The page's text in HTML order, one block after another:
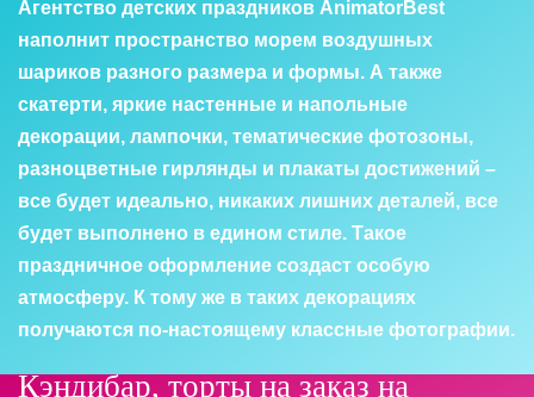
Агентство детских праздников AnimatorBest
наполнит пространство морем воздушных
шариков разного размера и формы. А также
скатерти, яркие настенные и напольные
декорации, лампочки, тематические фотозоны,
разноцветные гирлянды и плакаты достижений –
все будет идеально, никаких лишних деталей, все
будет выполнено в едином стиле. Такое
праздничное оформление создаст особую
атмосферу. К тому же в таких декорациях
получаются по-настоящему классные фотографии.
Кэндибар, торты на заказ на